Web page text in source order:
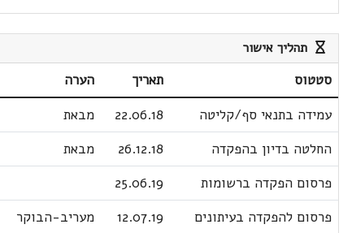
תהליך אישור
סטטוס תאריך
הערה
עמידה בתנאי סף/קליטה
22.06.18
מבאת
החלטה בדיון בהפקדה
26.12.18
מבאת
פרסום הפקדה ברשומות
25.06.19
פרסום להפקדה בעיתונים
12.07.19
מעריב-הבוקר